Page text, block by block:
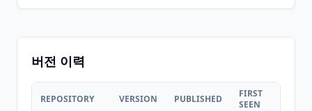
버전 이력
REPOSITORY VERSION PUBLISHED
FIRST
SEEN